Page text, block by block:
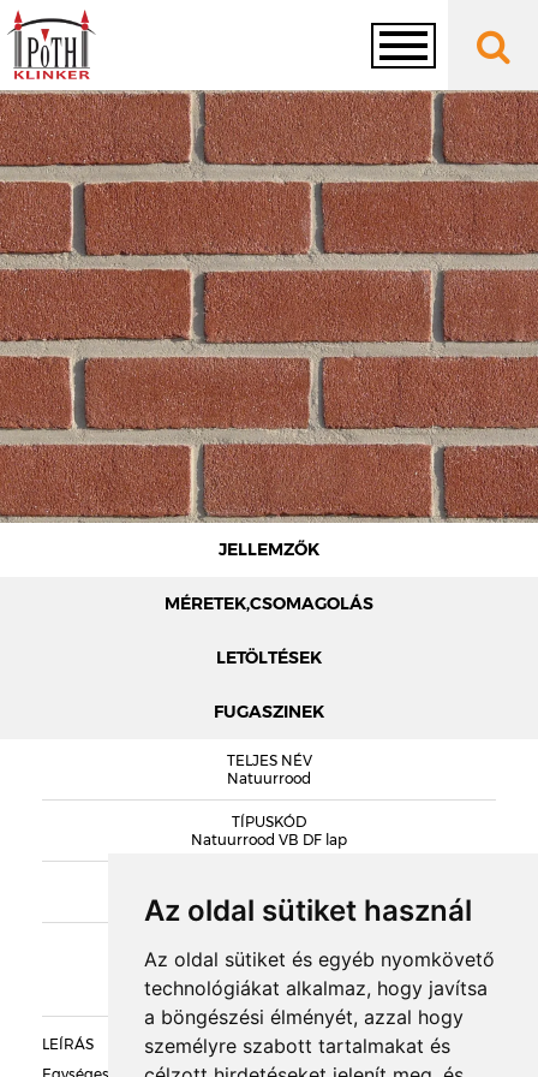
Az oldal sütiket használ
Az oldal sütiket és egyéb nyomkövető
technológiákat alkalmaz, hogy javítsa
a böngészési élményét, azzal hogy
személyre szabott tartalmakat és
Toggle
navigation
JELLEMZŐK
MÉRETEK,CSOMAGOLÁS
LETÖLTÉSEK
FUGASZINEK
TELJES NÉV
Natuurrood
TÍPUSKÓD
Natuurrood VB DF lap
Engels Vormbak
LEÍRÁS
TÖMEG
RAKLAPTÖMEG
DARAB / RAKLAP
ENGELS PROSPEKTUS 2024